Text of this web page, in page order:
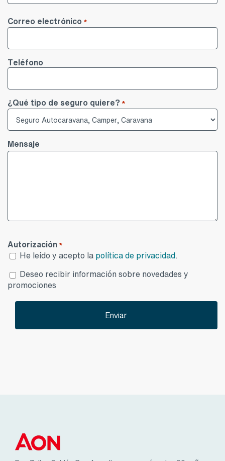
Nombre
Correo electrónico*
Teléfono
¿Qué tipo de seguro quiere?*
Mensaje
Autorización
He leído y acepto la política de privacidad.
Desea
publicidad
Deseo recibir información sobre novedades y
promociones